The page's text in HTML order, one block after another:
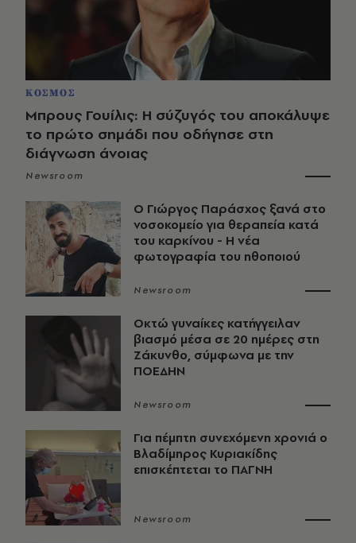
ΚΟΣΜΟΣ
Μπρους Γουίλις: Η σύζυγός του αποκάλυψε
το πρώτο σημάδι που οδήγησε στη
διάγνωση άνοιας
Newsroom
O Γιώργος Παράσχος ξανά στο
νοσοκομείο για θεραπεία κατά
του καρκίνου - Η νέα
φωτογραφία του ηθοποιού
Newsroom
Οκτώ γυναίκες κατήγγειλαν
βιασμό μέσα σε 20 ημέρες στη
Ζάκυνθο, σύμφωνα με την
ΠΟΕΔΗΝ
Newsroom
Για πέμπτη συνεχόμενη χρονιά ο
Βλαδίμηρος Κυριακίδης
επισκέπτεται το ΠΑΓΝΗ
Newsroom